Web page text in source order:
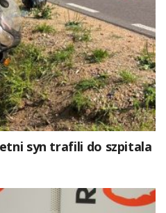
syn trafili do szpitala